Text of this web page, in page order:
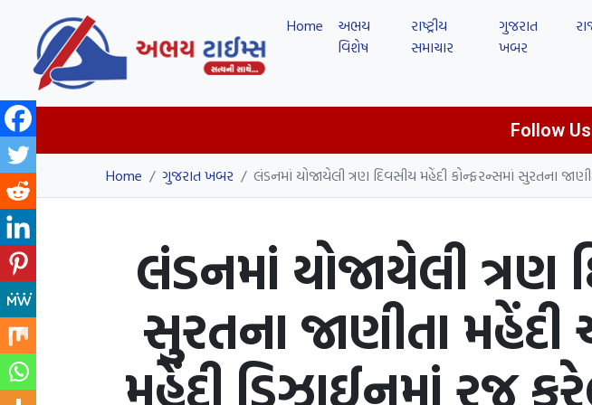
Home
અભય
વિશેષ
રાષ્ટ્રીય
સમાચાર
ગુજરાત
ખબર
Follow Us
Home / ગુજરાત ખબર / લંડનમાં યોજાયેલી ત્રણ દિવસીય મહેંદી કોન્ફરન્સમાં સુરતના
લંડનમાં યોજાયેલી ત્રણ
સુરતના જાણીતા મહેંદી